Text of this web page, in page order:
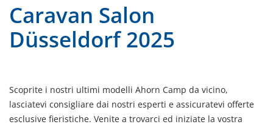
Caravan Salon
Düsseldorf 2025
Scoprite i nostri ultimi modelli Ahorn Camp da vicino,
lasciatevi consigliare dai nostri esperti e assicuratevi offerte
esclusive fieristiche. Venite a trovarci ed iniziate la vostra